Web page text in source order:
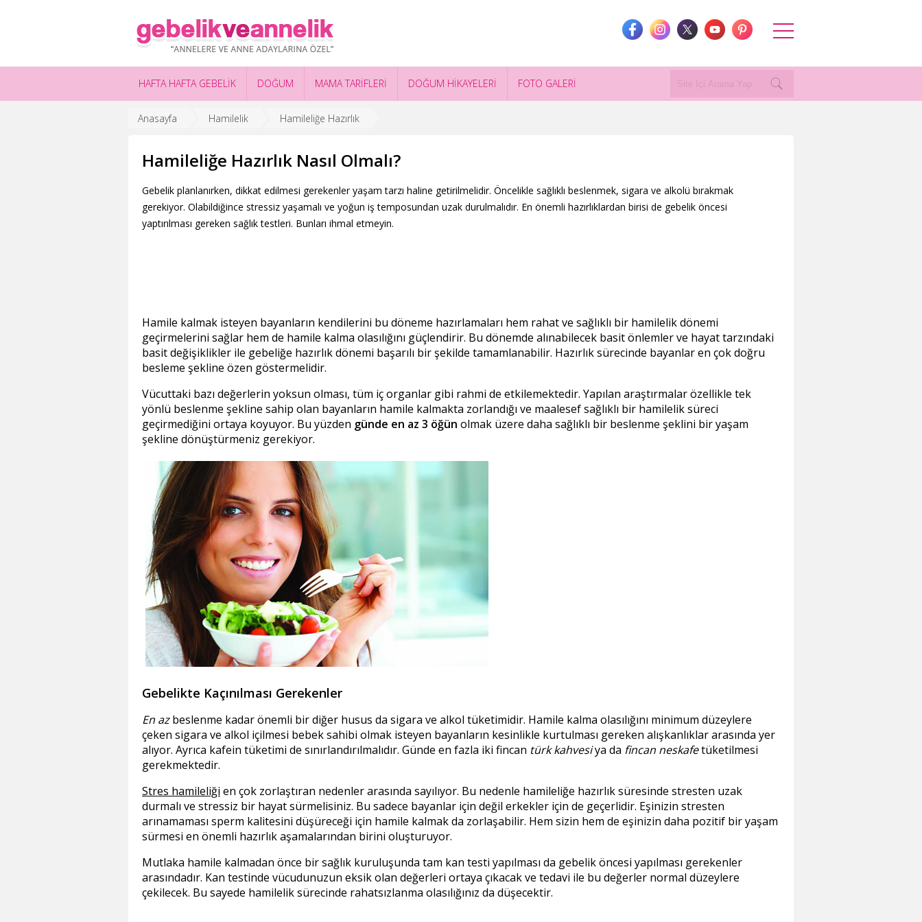
HAFTA HAFTA GEBELİK DOĞUM MAMA TARİFLERİ DOĞUM HİKAYELERİ FOTO GALERİ
Anasayfa Hamilelik Hamileliğe Hazırlık
Hamileliğe Hazırlık Nasıl Olmalı?
Gebelik planlanırken, dikkat edilmesi gerekenler yaşam tarzı haline getirilmelidir. Öncelikle sağlıklı beslenmek, sigara ve alkolü bırakmak
gerekiyor. Olabildiğince stressiz yaşamalı ve yoğun iş temposundan uzak durulmalıdır. En önemli hazırlıklardan birisi de gebelik öncesi
yaptırılması gereken sağlık testleri. Bunları ihmal etmeyin.
Hamile kalmak isteyen bayanların kendilerini bu döneme hazırlamaları hem rahat ve sağlıklı bir hamilelik dönemi
geçirmelerini sağlar hem de hamile kalma olasılığını güçlendirir. Bu dönemde alınabilecek basit önlemler ve hayat tarzındaki
basit değişiklikler ile gebeliğe hazırlık dönemi başarılı bir şekilde tamamlanabilir. Hazırlık sürecinde bayanlar en çok doğru
besleme şekline özen göstermelidir.
Vücuttaki bazı değerlerin yoksun olması, tüm iç organlar gibi rahmi de etkilemektedir. Yapılan araştırmalar özellikle tek
yönlü beslenme şekline sahip olan bayanların hamile kalmakta zorlandığı ve maalesef sağlıklı bir hamilelik süreci
geçirmediğini ortaya koyuyor. Bu yüzden günde en az 3 öğün olmak üzere daha sağlıklı bir beslenme şeklini bir yaşam
şekline dönüştürmeniz gerekiyor.
Gebelikte Kaçınılması Gerekenler
En azbeslenme kadar önemli bir diğer husus da sigara ve alkol tüketimidir. Hamile kalma olasılığını minimum düzeylere
çeken sigara ve alkol içilmesi bebek sahibi olmak isteyen bayanların kesinlikle kurtulması gereken alışkanlıklar arasında yer
alıyor. Ayrıca kafein tüketimi de sınırlandırılmalıdır. Günde en fazla iki fincan türk kahvesiya da fincan neskafetüketilmesi
gerekmektedir.
Stres hamileliği en çok zorlaştıran nedenler arasında sayılıyor. Bu nedenle hamileliğe hazırlık süresinde stresten uzak
durmalı ve stressiz bir hayat sürmelisiniz. Bu sadece bayanlar için değil erkekler için de geçerlidir. Eşinizin stresten
arınamaması sperm kalitesini düşüreceği için hamile kalmak da zorlaşabilir. Hem sizin hem de eşinizin daha pozitif bir yaşam
sürmesi en önemli hazırlık aşamalarından birini oluşturuyor.
Mutlaka hamile kalmadan önce bir sağlık kuruluşunda tam kan testi yapılması da gebelik öncesi yapılması gerekenler
arasındadır. Kan testinde vücudunuzun eksik olan değerleri ortaya çıkacak ve tedavi ile bu değerler normal düzeylere
çekilecek. Bu sayede hamilelik sürecinde rahatsızlanma olasılığınız da düşecektir.